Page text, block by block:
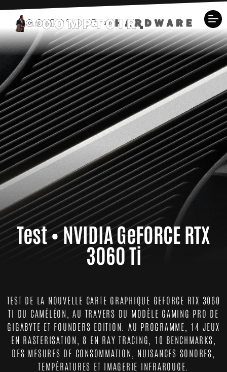
Test • NVIDIA GeFORCE RTX
3060 Ti
TEST DE LA NOUVELLE CARTE GRAPHIQUE GEFORCE RTX 3060
TI DU CAMÉLÉON, AU TRAVERS DU MODÈLE GAMING PRO DE
GIGABYTE ET FOUNDERS EDITION. AU PROGRAMME, 14 JEUX
EN RASTERISATION, 8 EN RAY TRACING, 10 BENCHMARKS,
DES MESURES DE CONSOMMATION, NUISANCES SONORES,
TEMPÉRATURES ET IMAGERIE INFRAROUGE.